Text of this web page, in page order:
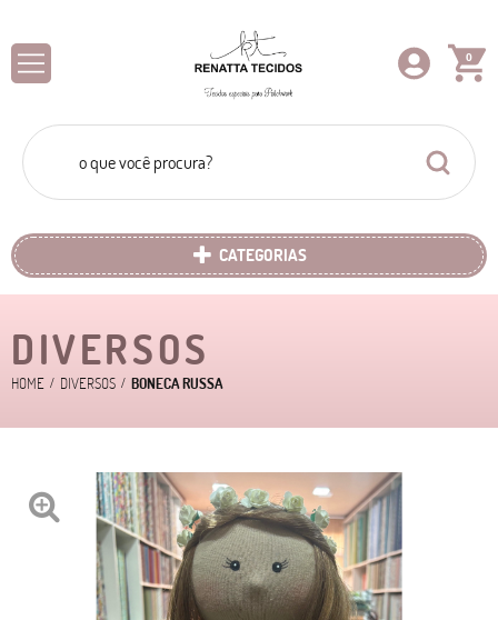
0
CATEGORIAS
DIVERSOS
HOME DIVERSOS BONECA RUSSA